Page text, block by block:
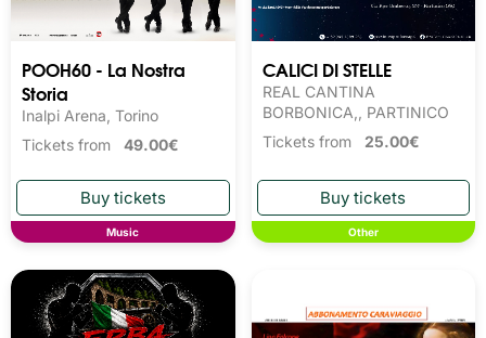
POOH60 - La Nostra
Storia
Inalpi Arena, Torino
Tickets from 49.00€
Music
CALICI DI STELLE
REAL CANTINA
BORBONICA,, PARTINICO
Tickets from 25.00€
Other